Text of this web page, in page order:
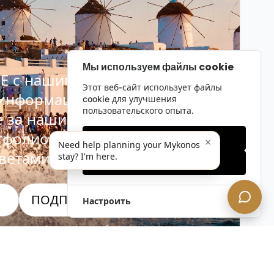
с нашим
за нашими последними
специальными
инсайдеров.
ПОДПИСАТЬСЯ СЕЙЧАС!
Отписаться в любое время.
Мы используем файлы cookie
Этот веб-сайт использует файлы
cookie для улучшения
пользовательского опыта.
Только необходимые
Настроить
Need help planning your Mykonos
stay? I'm here.
×